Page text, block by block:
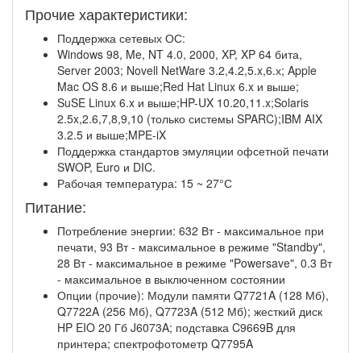
Прочие характеристики:
Поддержка сетевых ОС:
Windows 98, Me, NT 4.0, 2000, XP, XP 64 бита,
Server 2003; Novell NetWare 3.2,4.2,5.x,6.х; Apple
Mac OS 8.6 и выше;Red Hat Linux 6.x и выше;
SuSE Linux 6.x и выше;HP-UX 10.20,11.x;Solaris
2.5x,2.6,7,8,9,10 (только системы SPARC);IBM AIX
3.2.5 и выше;MPE-iX
Поддержка стандартов эмуляции офсетной печати
SWOP, Euro и DIC.
Рабочая температура: 15 ~ 27°С
Питание:
Потребление энергии: 632 Вт - максимальное при
печати, 93 Вт - максимальное в режиме "Standby",
28 Вт - максимальное в режиме "Powersave", 0.3 Вт
- максимальное в выключенном состоянии
Опции (прочие): Модули памяти Q7721A (128 Мб),
Q7722A (256 Мб), Q7723A (512 Мб); жесткий диск
HP EIO 20 Гб J6073A; подставка C9669B для
принтера; спектрофотометр Q7795A